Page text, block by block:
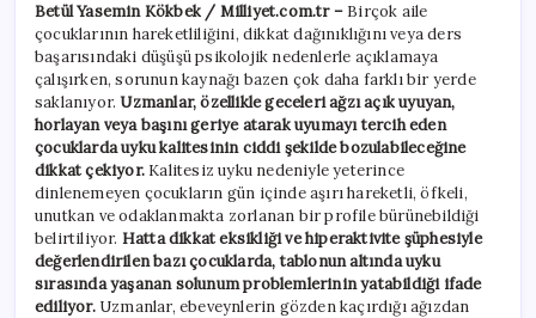
yüz
şekli
değişiyor’
için
Betül Yasemin Kökbek / Milliyet.com.tr – Birçok aile
çocuklarının hareketliliğini, dikkat dağınıklığını veya ders
başarısındaki düşüşü psikolojik nedenlerle açıklamaya
çalışırken, sorunun kaynağı bazen çok daha farklı bir yerde
saklanıyor. Uzmanlar, özellikle geceleri ağzı açık uyuyan,
horlayan veya başını geriye atarak uyumayı tercih eden
çocuklarda uyku kalitesinin ciddi şekilde bozulabileceğine
dikkat çekiyor. Kalitesiz uyku nedeniyle yeterince
dinlenemeyen çocukların gün içinde aşırı hareketli, öfkeli,
unutkan ve odaklanmakta zorlanan bir profile bürünebildiği
belirtiliyor. Hatta dikkat eksikliği ve hiperaktivite şüphesiyle
değerlendirilen bazı çocuklarda, tablonun altında uyku
sırasında yaşanan solunum problemlerinin yatabildiği ifade
ediliyor.Uzmanlar, ebeveynlerin gözden kaçırdığı ağızdan